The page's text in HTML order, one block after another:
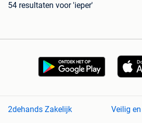
54 resultaten voor 'ieper'
2dehands Zakelijk Veilig